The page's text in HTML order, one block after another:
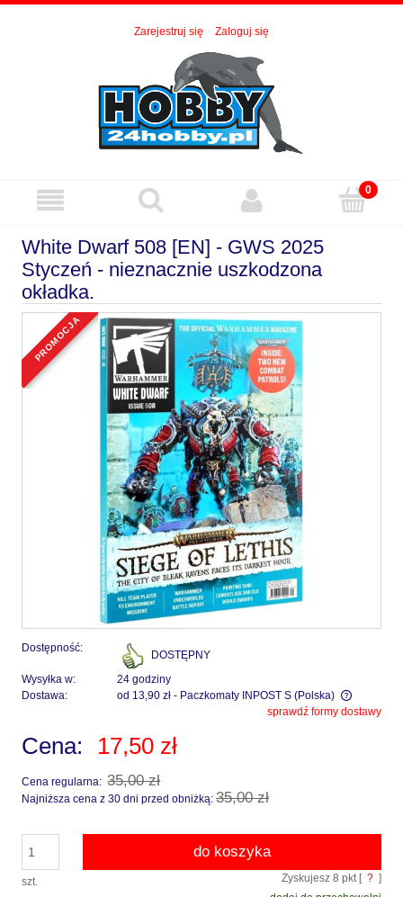
Zarejestruj się Zaloguj się
White Dwarf 508 [EN] - GWS 2025
Styczeń - nieznacznie uszkodzona
okładka.
promocja
Dostępność:
DOSTĘPNY
Wysyłka w:
24 godziny
Dostawa:
od 13,90 zł - Paczkomaty INPOST S (Polska)
Cena nie zawiera ewentualnych kosztów płatnościsprawdź formy dostawy
Cena: 17,50 zł
Cena regularna: 35,00 zł
Najniższa cena z 30 dni przed obniżką: 35,00 zł
szt.
do koszyka
Zyskujesz 8 pkt [ ? ]